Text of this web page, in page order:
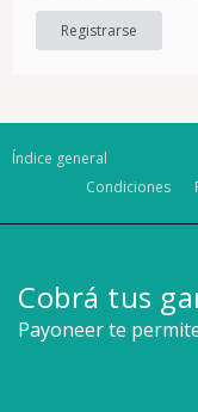
Registrarse
Índice general
Condiciones
Cobrá tus
Payoneer te